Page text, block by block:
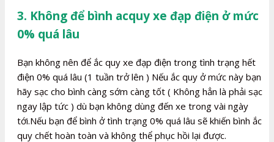
3. Không để bình acquy xe đạp điện ở mức
0% quá lâu
Bạn không nên để ắc quy xe đạp điện trong tình trạng hết
điện 0% quá lâu (1 tuần trở lên ) Nếu ắc quy ở mức này bạn
hãy sạc cho bình càng sớm càng tốt ( Không hẳn là phải sạc
ngay lập tức ) dù bạn không dùng đến xe trong vài ngày
tới.Nếu bạn để bình ở tình trạng 0% quá lâu sẽ khiến bình ắc
quy chết hoàn toàn và không thể phục hồi lại được.